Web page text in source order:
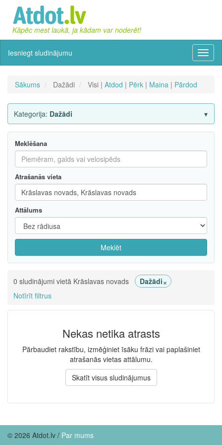
Kāpēc mest laukā, ja kādam var noderēt!
Iesniegt sludinājumu
Sākums Dažādi Visi | Atdod | Pērk | Maina | Pārdod
Kategorija: Dažādi
Meklēšana
Atrašanās vieta
Attālums
Meklēt
0 sludinājumi vietā Krāslavas novads Dažādi×
Notīrīt filtrus
Nekas netika atrasts
Pārbaudiet rakstību, izmēģiniet īsāku frāzi vai paplašiniet
atrašanās vietas attālumu.
Skatīt visus sludinājumus
© 2026 Atdot.lv / Par mums